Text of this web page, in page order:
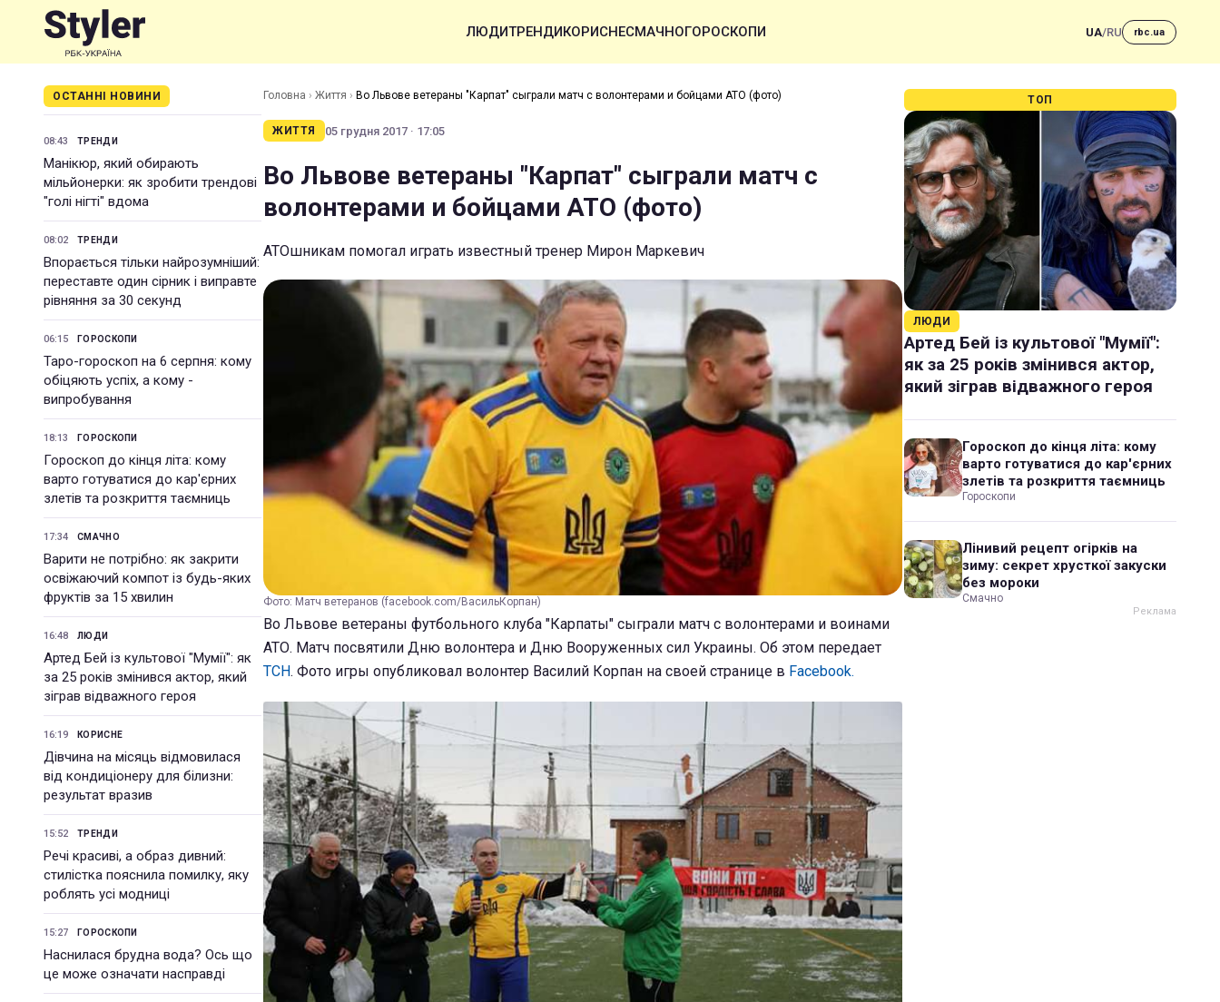
ЛЮДИТРЕНДИКОРИСНЕСМАЧНОГОРОСКОПИ UA/RU rbc.ua
ОСТАННІ НОВИНИ
08:43 ТРЕНДИ
Манікюр, який обирають
мільйонерки: як зробити трендові
"голі нігті" вдома
08:02 ТРЕНДИ
Впорається тільки найрозумніший:
переставте один сірник і виправте
рівняння за 30 секунд
06:15 ГОРОСКОПИ
Таро-гороскоп на 6 серпня: кому
обіцяють успіх, а кому -
випробування
18:13 ГОРОСКОПИ
Гороскоп до кінця літа: кому
варто готуватися до кар'єрних
злетів та розкриття таємниць
17:34 СМАЧНО
Варити не потрібно: як закрити
освіжаючий компот із будь-яких
фруктів за 15 хвилин
16:48 ЛЮДИ
Артед Бей із культової "Мумії": як
за 25 років змінився актор, який
зіграв відважного героя
16:19 КОРИСНЕ
Дівчина на місяць відмовилася
від кондиціонеру для білизни:
результат вразив
15:52 ТРЕНДИ
Речі красиві, а образ дивний:
стилістка пояснила помилку, яку
роблять усі модниці
15:27 ГОРОСКОПИ
Наснилася брудна вода? Ось що
це може означати насправді
Головна › Життя › Во Львове ветераны "Карпат" сыграли матч с волонтерами и бойцами АТО (фото)
ЖИТТЯ 05 грудня 2017 · 17:05
Во Львове ветераны "Карпат" сыграли матч с
волонтерами и бойцами АТО (фото)
АТОшникам помогал играть известный тренер Мирон Маркевич
Фото: Матч ветеранов (facebook.com/ВасильКорпан)
Во Львове ветераны футбольного клуба "Карпаты" сыграли матч с волонтерами и воинами
АТО. Матч посвятили Дню волонтера и Дню Вооруженных сил Украины. Об этом передает
ТСН. Фото игры опубликовал волонтер Василий Корпан на своей странице в Facebook.
ТОП
ЛЮДИ
Артед Бей із культової "Мумії":
як за 25 років змінився актор,
який зіграв відважного героя
Гороскоп до кінця літа: кому
варто готуватися до кар'єрних
злетів та розкриття таємниць
Гороскопи
Лінивий рецепт огірків на
зиму: секрет хрусткої закуски
без мороки
Смачно